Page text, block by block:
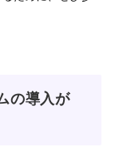
の導入が